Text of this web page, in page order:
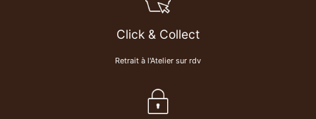
Click & Collect
Retrait à l'Atelier sur rdv